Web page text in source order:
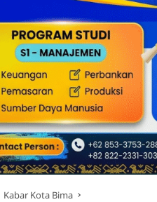
Kabar Kota Bima